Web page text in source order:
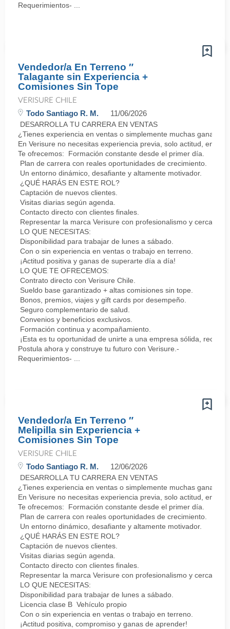
Requerimientos- ...
Vendedor/a En Terreno ″
Talagante sin Experiencia +
Comisiones Sin Tope
VERISURE CHILE
Todo Santiago R. M. 11/06/2026
DESARROLLA TU CARRERA EN VENTAS
¿Tienes experiencia en ventas o simplemente muchas ganas
En Verisure no necesitas experiencia previa, solo actitud,
Te ofrecemos: Formación constante desde el primer día.
Plan de carrera con reales oportunidades de crecimiento.
Un entorno dinámico, desafiante y altamente motivador.
¿QUÉ HARÁS EN ESTE ROL?
Captación de nuevos clientes.
Visitas diarias según agenda.
Contacto directo con clientes finales.
Representar la marca Verisure con profesionalismo y cercanía.
LO QUE NECESITAS:
Disponibilidad para trabajar de lunes a sábado.
Con o sin experiencia en ventas o trabajo en terreno.
¡Actitud positiva y ganas de superarte día a día!
LO QUE TE OFRECEMOS:
Contrato directo con Verisure Chile.
Sueldo base garantizado + altas comisiones sin tope.
Bonos, premios, viajes y gift cards por desempeño.
Seguro complementario de salud.
Convenios y beneficios exclusivos.
Formación continua y acompañamiento.
¡Esta es tu oportunidad de unirte a una empresa sólida,
Postula ahora y construye tu futuro con Verisure.-
Requerimientos- ...
Vendedor/a En Terreno ″
Melipilla sin Experiencia +
Comisiones Sin Tope
VERISURE CHILE
Todo Santiago R. M. 12/06/2026
DESARROLLA TU CARRERA EN VENTAS
¿Tienes experiencia en ventas o simplemente muchas ganas
En Verisure no necesitas experiencia previa, solo actitud,
Te ofrecemos: Formación constante desde el primer día.
Plan de carrera con reales oportunidades de crecimiento.
Un entorno dinámico, desafiante y altamente motivador.
¿QUÉ HARÁS EN ESTE ROL?
Captación de nuevos clientes.
Visitas diarias según agenda.
Contacto directo con clientes finales.
Representar la marca Verisure con profesionalismo y cercanía.
LO QUE NECESITAS:
Disponibilidad para trabajar de lunes a sábado.
Licencia clase B Vehículo propio
Con o sin experiencia en ventas o trabajo en terreno.
¡Actitud positiva, compromiso y ganas de aprender!